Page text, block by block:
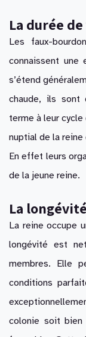
La durée
Les faux-
connaissent une
s’étend
chaude, ils sont
terme à leur
nuptial de la
En effet leurs
de la jeune reine.
La
La reine occupe
longévité est
membres. Elle
conditions
colonie soit bien